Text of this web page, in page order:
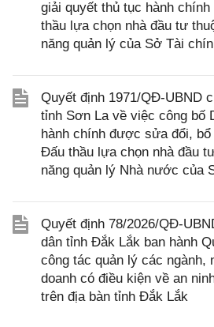
giải quyết thủ tục hành
thầu lựa chọn nhà đầu tư
năng quản lý của Sở Tài
Quyết định 1971/QĐ-UBND
tỉnh Sơn La về việc công bố
hành chính được sửa đổi,
Đấu thầu lựa chọn nhà đầu
năng quản lý Nhà nước của
Quyết định 78/2026/QĐ-
dân tỉnh Đắk Lắk ban hành
công tác quản lý các ngành,
doanh có điều kiện về an
trên địa bàn tỉnh Đắk Lắk